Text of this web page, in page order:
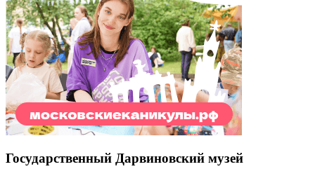
Государственный Дарвиновский музей